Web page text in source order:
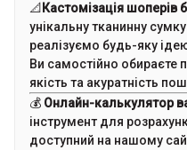
📐 Кастомізація шоперів
унікальну тканинну
реалізуємо будь-яку
Ви самостійно обираєте
якість та акуратність
💰 Онлайн-калькулятор
інструмент для
доступний на нашому